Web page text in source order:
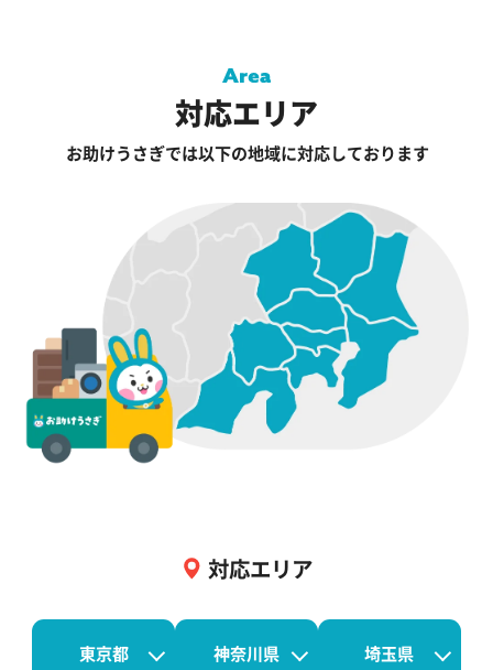
対応エリア
お助けうさぎでは以下の地域に対応しております
対応エリア
東京都 神奈川県 埼玉県